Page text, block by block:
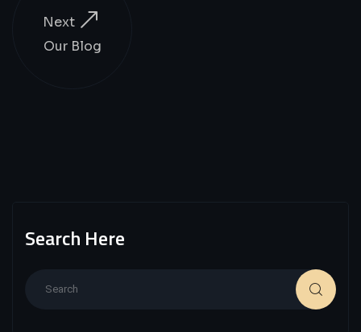
Next
Our Blog
Search Here